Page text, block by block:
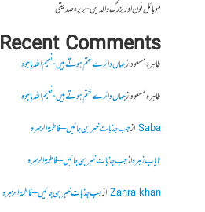
موبائل فون اور بزرگ والدین- بریرہ صدیقی
Recent Comments
طاہرہ مسعودازجہاں دائرے ختم ہوتے ہیں- نعیم اللہ باجوہ
طاہرہ مسعودازجہاں دائرے ختم ہوتے ہیں- نعیم اللہ باجوہ
Sabaازجب جذبات خبر بن جائیں – فاطمۃالزہرہ
نایاب زہرہازجب جذبات خبر بن جائیں – فاطمۃالزہرہ
Zahra khanازجب جذبات خبر بن جائیں – فاطمۃالزہرہ